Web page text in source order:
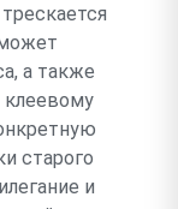
а также
старого
и